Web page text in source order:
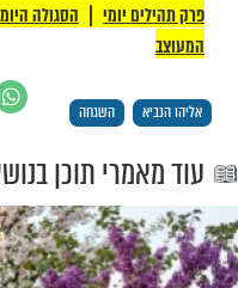
רק לקבוצת
תהילים